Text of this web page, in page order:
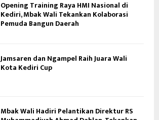
Opening Training Raya HMI Nasional di
Kediri, Mbak Wali Tekankan Kolaborasi
Pemuda Bangun Daerah
Jamsaren dan Ngampel Raih Juara Wali
Kota Kediri Cup
Mbak Wali Hadiri Pelantikan Direktur RS